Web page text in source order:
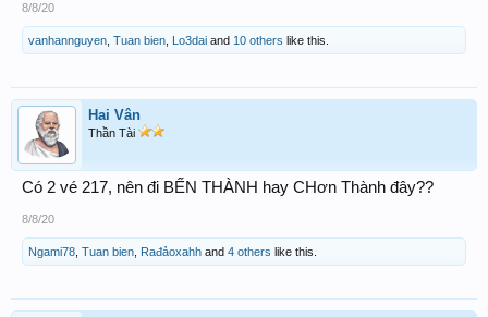
8/8/20
vanhannguyen Tuan bien Lo3dai and 10 others like this.
Hai Vân
Thần Tài
Có 2 vé 217, nên đi BẾN THÀNH hay CHơn Thành đây??
8/8/20
Ngami78 Tuan bien Rađảoxahh and 4 others like this.